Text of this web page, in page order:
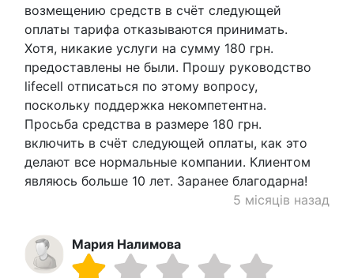
возмещению средств в счёт следующей
оплаты тарифа отказываются принимать.
Хотя, никакие услуги на сумму 180 грн.
предоставлены не были. Прошу руководство
lifecell отписаться по этому вопросу,
поскольку поддержка некомпетентна.
Просьба средства в размере 180 грн.
включить в счёт следующей оплаты, как это
делают все нормальные компании. Клиентом
являюсь больше 10 лет. Заранее благодарна!
5 місяців назад
Мария Налимова